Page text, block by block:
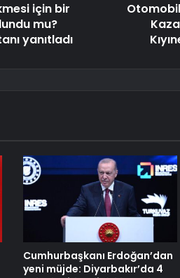
için bir
mu?
yanıtladı
Cumhurbaşkanı Erdoğan’dan
yeni müjde: Diyarbakır’da 4